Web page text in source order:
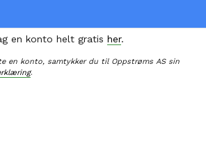
en konto helt gratis her.
en konto, samtykker du til Oppstrøms AS sin
.